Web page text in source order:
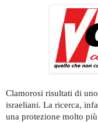
Clamorosi risultati di
israeliani. La ricerca,
una protezione molto